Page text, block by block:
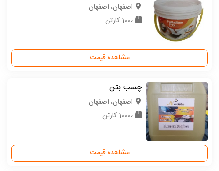
اصفهان، اصفهان
1000 کارتن
مشاهده قیمت
چسب بتن
اصفهان، اصفهان
10000 کارتن
مشاهده قیمت